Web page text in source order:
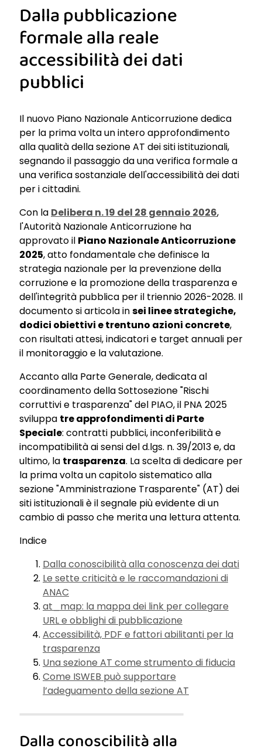
Dalla pubblicazione
formale alla reale
accessibilità dei dati
pubblici
Il nuovo Piano Nazionale Anticorruzione dedica
per la prima volta un intero approfondimento
alla qualità della sezione AT dei siti istituzionali,
segnando il passaggio da una verifica formale a
una verifica sostanziale dell'accessibilità dei dati
per i cittadini.
Con la Delibera n. 19 del 28 gennaio 2026,
l'Autorità Nazionale Anticorruzione ha
approvato il Piano Nazionale Anticorruzione
2025, atto fondamentale che definisce la
strategia nazionale per la prevenzione della
corruzione e la promozione della trasparenza e
dell'integrità pubblica per il triennio 2026-2028. Il
documento si articola insei linee strategiche,
dodici obiettivi e trentuno azioni concrete,
con risultati attesi, indicatori e target annuali per
il monitoraggio e la valutazione.
Accanto alla Parte Generale, dedicata al
coordinamento della Sottosezione "Rischi
corruttivi e trasparenza" del PIAO, il PNA 2025
sviluppa tre approfondimenti di Parte
Speciale: contratti pubblici, inconferibilità e
incompatibilità ai sensi del d.lgs. n. 39/2013 e, da
ultimo, la trasparenza. La scelta di dedicare per
la prima volta un capitolo sistematico alla
sezione "Amministrazione Trasparente" (AT) dei
siti istituzionali è il segnale più evidente di un
cambio di passo che merita una lettura attenta.
Indice
Dalla conoscibilità alla conoscenza dei dati
Le sette criticità e le raccomandazioni di
ANAC
at_map: la mappa dei link per collegare
URL e obblighi di pubblicazione
Accessibilità, PDF e fattori abilitanti per la
trasparenza
Una sezione AT come strumento di fiducia
Come ISWEB può supportare
l’adeguamento della sezione AT
Dalla conoscibilità alla